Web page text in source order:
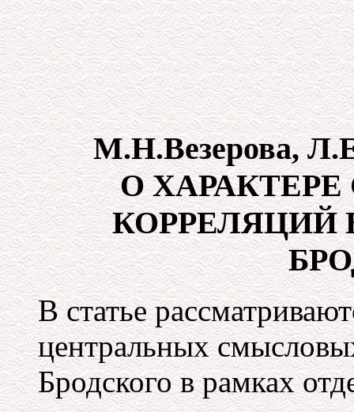
М.Н.Везерова,
О
КОРРЕЛЯЦИЙ
В статье
центральных
Бродского в рамках